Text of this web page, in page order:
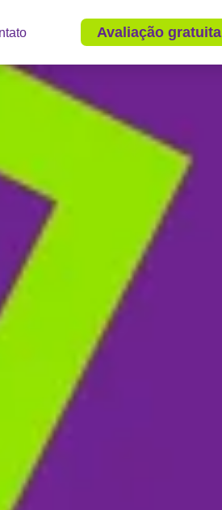
Avaliação gratuita